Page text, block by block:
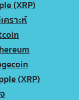
(XRP)
คราะห์
(XRP)